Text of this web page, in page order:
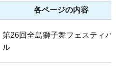
各ページの内容
第26回全島獅子舞フェスティバ
ル